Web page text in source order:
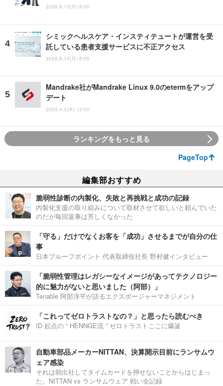
2026.8.10(月) 8:05
シミックヘルスケア・インスティテュートが運営を受
託している患者支援サービスに不正アクセス
2026.8.10(月) 8:05
Mandrake社がMandrake Linux 9.0のetermをアップ
デート
2003.4.3(木) 12:00
ランキングをもっと見る
PageTop
編集部おすすめ
脆弱性診断の内製化、失敗と再挑戦と成功の記録
内製化支援の取り組みについて取材させて欲しいと頼んでいた
のだが毎回返事は芳しくなかった
「守る」だけでなくお客を「成功」させるまでが自分の仕
事
日本プルーフポイント 代表取締役社長 野村健インタビュー
「脆弱性管理はレガシーなイメージがあってテクノロジー
的に魅力がないと思いました（阿部）」
Tenable 阿部淳平が語るエクスポージャーマネジメント
「これってゼロトラストなの？」と思ったら読むべき
ID 起点の “ HENNGE流 ” ゼロトラストここに爆誕
自動車部品メーカーNITTAN、決算開示目前にランサムウ
ェア感染
それは朝出社してタイムカードを押せないことからはじまっ
た。NITTAN vs ランサムウェア 戦い全記録